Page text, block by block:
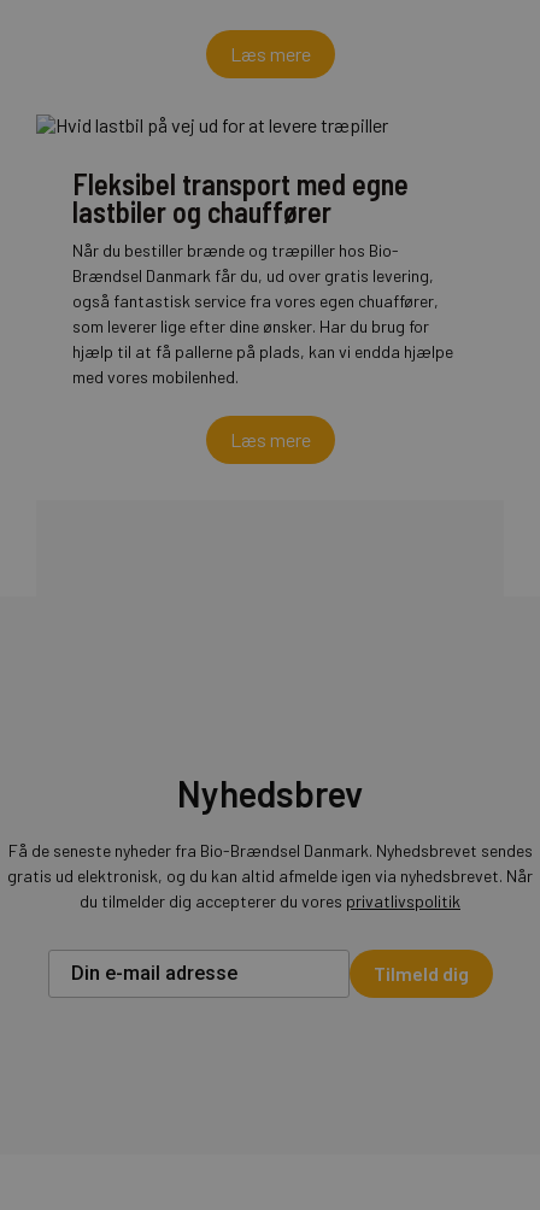
Læs mere
Fleksibel transport med egne
lastbiler og chauffører
Når du bestiller brænde og træpiller hos Bio-
Brændsel Danmark får du, ud over gratis levering,
også fantastisk service fra vores egen chuaffører,
som leverer lige efter dine ønsker. Har du brug for
hjælp til at få pallerne på plads, kan vi endda hjælpe
med vores mobilenhed.
Læs mere
Nyhedsbrev
Få de seneste nyheder fra Bio-Brændsel Danmark. Nyhedsbrevet sendes
gratis ud elektronisk, og du kan altid afmelde igen via nyhedsbrevet. Når
du tilmelder dig accepterer du vores privatlivspolitik
Tilmeld dig